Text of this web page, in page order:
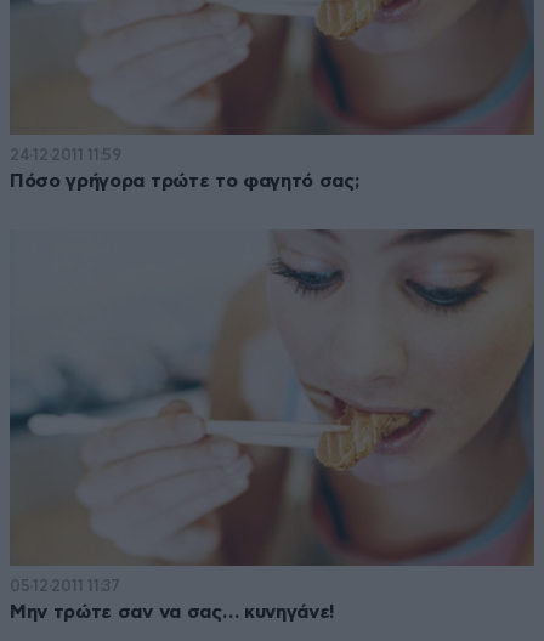
24·12·2011 11:59
Πόσο γρήγορα τρώτε το φαγητό σας;
05·12·2011 11:37
Μην τρώτε σαν να σας… κυνηγάνε!